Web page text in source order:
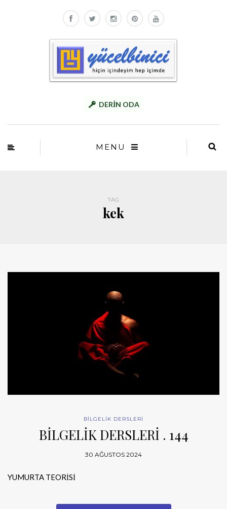
DERİN ODA
MENU
TAG
kek
BİLGELİK DERSLERİ
BİLGELİK DERSLERİ . 144
30 AĞUSTOS 2024
YUMURTA TEORİSİ